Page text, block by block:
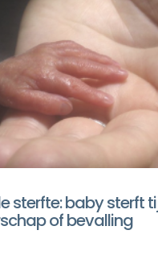
sterfte: baby sterft
of bevalling